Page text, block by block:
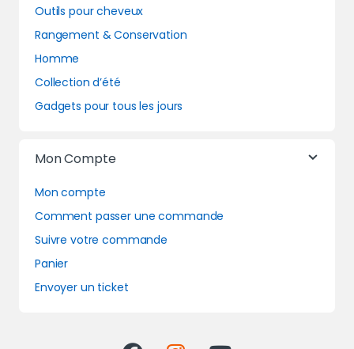
Outils pour cheveux
Rangement & Conservation
Homme
Collection d’été
Gadgets pour tous les jours
Mon Compte
Mon compte
Comment passer une commande
Suivre votre commande
Panier
Envoyer un ticket